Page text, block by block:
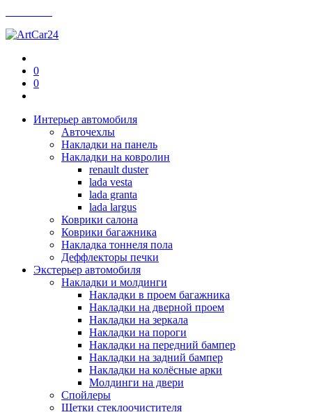
0
0
Интерьер автомобиля
Авточехлы
Накладки на панель
Накладки на ковролин
renault duster
lada vesta
lada granta
lada largus
Коврики салона
Коврики багажника
Накладка тоннеля пола
Деффлекторы печки
Экстерьер автомобиля
Накладки и молдинги
Накладки в проем багажника
Накладки на дверной проем
Накладки на зеркала
Накладки на пороги
Накладки на передний бампер
Накладки на задний бампер
Накладки на колёсные арки
Молдинги на двери
Спойлеры
Щетки стеклоочистителя